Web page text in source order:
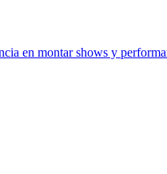
en montar shows y